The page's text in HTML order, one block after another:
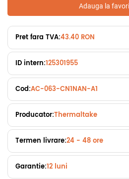
Adauga la
Pret fara TVA:43.40 RON
ID intern:125301955
Cod:AC-063-CN1NAN-A1
Producator:Thermaltake
Termen livrare:24 - 48 ore
Garantie:12 luni